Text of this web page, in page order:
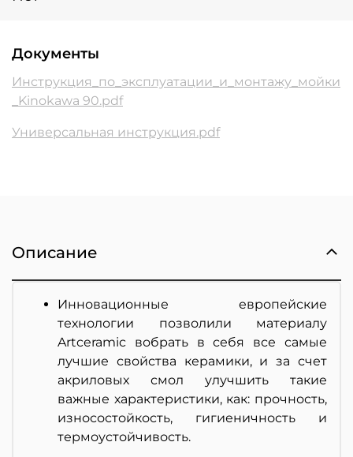
Документы
Инструкция_по_эксплуатации_и_монтажу_мойки
_Kinokawa 90.pdf
Универсальная инструкция.pdf
Описание
Инновационные европейские
технологии позволили материалу
Artceramic вобрать в себя все самые
лучшие свойства керамики, и за счет
акриловых смол улучшить такие
важные характеристики, как: прочность,
износостойкость, гигиеничность и
термоустойчивость.